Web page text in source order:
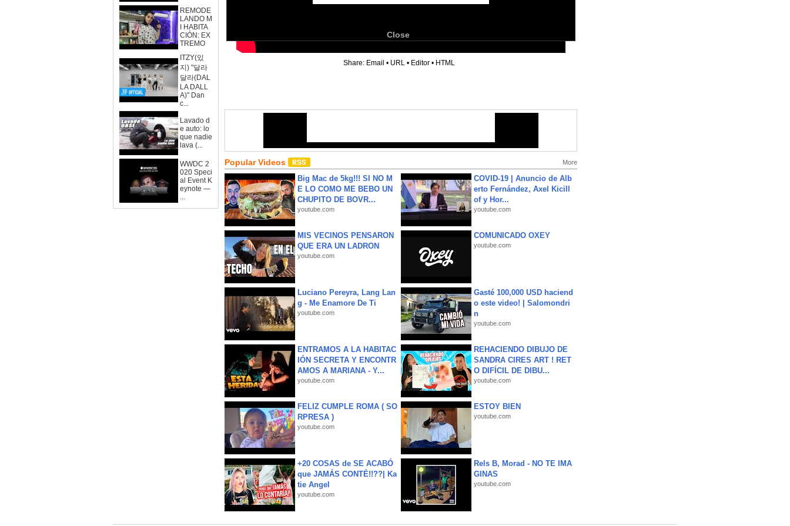
REMODE
LANDO M
I HABITA
CIÓN: EX
TREMO
ITZY(있
지) "달라
달라(DAL
LA DALL
A)" Dan
c...
Lavado d
e auto: lo
que nadie
lava (...
WWDC 2
020 Speci
al Event K
eynote —
...
Close
Share: Email • URL • Editor • HTML
Popular Videos More
Big Mac de 5kg!!! SI NO M
E LO COMO ME BEBO UN
CHUPITO DE BOVR...
youtube.com
COVID-19 | Anuncio de Alb
erto Fernández, Axel Kicill
of y Hor...
youtube.com
MIS VECINOS PENSARON
QUE ERA UN LADRON
youtube.com
COMUNICADO OXEY
youtube.com
Luciano Pereyra, Lang Lan
g - Me Enamore De Ti
youtube.com
Gasté 100,000 USD haciend
o este video! | Salomondri
n
youtube.com
ENTRAMOS A LA HABITAC
IÓN SECRETA Y ENCONTR
AMOS A MARIANA - Y...
youtube.com
REHACIENDO DIBUJO DE
SANDRA CIRES ART ! RET
O DIFÍCIL DE DIBU...
youtube.com
FELIZ CUMPLE ROMA ( SO
RPRESA )
youtube.com
ESTOY BIEN
youtube.com
+20 COSAS de SE ACABÓ
que JAMÁS CONTÉ!!??| Ka
tie Angel
youtube.com
Rels B, Morad - NO TE IMA
GINAS
youtube.com